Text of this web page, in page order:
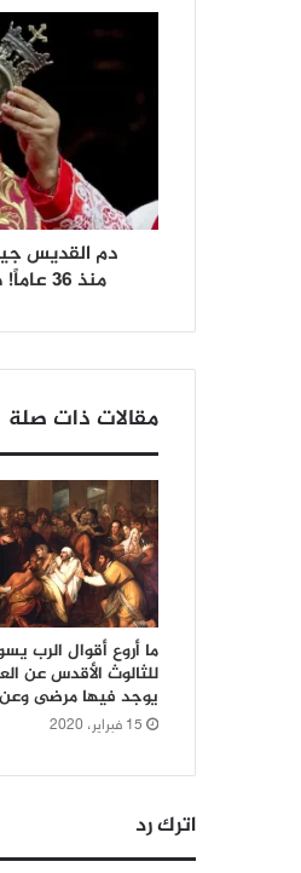
دم القديس
منذ 36 عاماً! هل ينبئ ذلك بشرٍّ قادم؟
مقالات ذات صلة
ما أروع أقوال الرب
للثالوث الأقدس عن
يوجد فيها مرضى وعن
15 فبراير، 2020
اترك رد